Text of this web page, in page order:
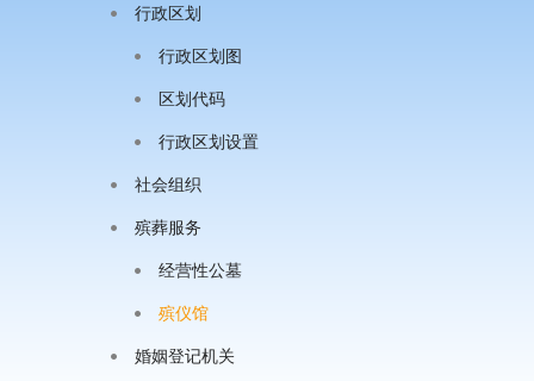
行政区划
行政区划图
区划代码
行政区划设置
社会组织
殡葬服务
经营性公墓
殡仪馆
婚姻登记机关